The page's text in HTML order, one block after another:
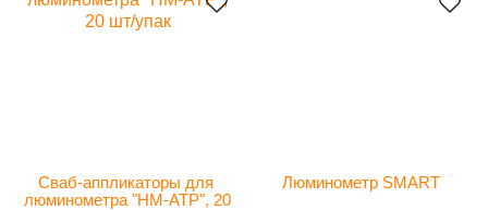
Сваб-аппликаторы для
люминометра "НМ-АТР", 20
Люминометр SMART